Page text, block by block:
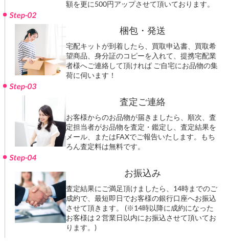
と大サイズを無料でご用意しております。 ご自
額を更に500円アップさせて頂いております。
Step-02
梱包・発送
宅配キットが到着したら、買取申込書、買取希
査定ご連絡
お客様からのお品物が届きましたら、順次、査
ろん査定料は無料です。
Step-04
お振込み
査定結果にご満足頂けましたら、14時までのご
成約で、最短即日でお客様の銀行口座へお振込